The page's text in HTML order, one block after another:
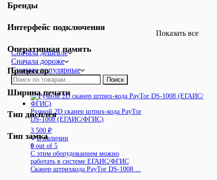
Бренды
Интерфейс подключения
Оперативная память
Процессор
Ширина печати
Тип дисплея
Тип замка
Показать все
Сначала дешевле
Сначала дороже
Сначала популярные
Искать:
Поиск
Ручной 2D сканер штрих-кода PayTor
DS-1008 (ЕГАИС/ФГИС)
3 500 ₽
В наличии
0 out of 5
С этим оборудованием можно
работать в системе ЕГАИС/ФГИС
Сканер штрихкода PayTor DS-1008 ...